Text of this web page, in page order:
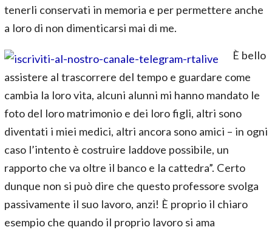
tenerli conservati in memoria e per permettere anche
a loro di non dimenticarsi mai di me.
È bello
assistere al trascorrere del tempo e guardare come
cambia la loro vita, alcuni alunni mi hanno mandato le
foto del loro matrimonio e dei loro figli, altri sono
diventati i miei medici, altri ancora sono amici – in ogni
caso l’intento è costruire laddove possibile, un
rapporto che va oltre il banco e la cattedra”. Certo
dunque non si può dire che questo professore svolga
passivamente il suo lavoro, anzi! È proprio il chiaro
esempio che quando il proprio lavoro si ama